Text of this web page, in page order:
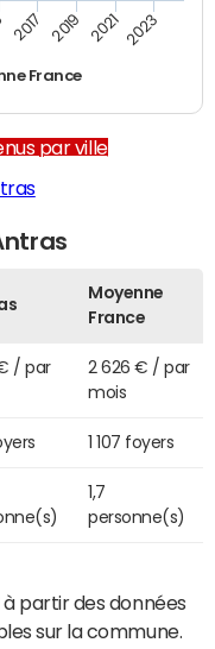
France
2017 2019 2021 2023
par ville
Moyenne
France
/ par
2 626 € / par
mois
1 107 foyers
1,7
personne(s)
partir des données
sur la commune.